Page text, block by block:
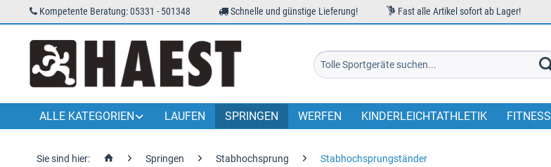
Kompetente Beratung: 05331 - 501348 Schnelle und günstige Lieferung! Fast alle Artikel sofort ab Lager!
ALLE KATEGORIEN LAUFEN SPRINGEN WERFEN KINDERLEICHTATHLETIK FITNESS
Sie sind hier: Springen Stabhochsprung Stabhochsprungständer